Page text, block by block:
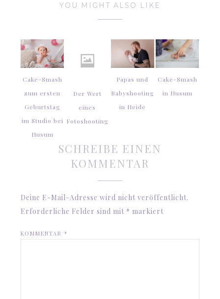
YOU MIGHT ALSO LIKE
Cake-Smash
zum ersten
Geburtstag
im Studio bei
Husum
Der Wert
eines
Fotoshooting
Papas und
Babyshooting
in Heide
Cake-Smash
in Husum
SCHREIBE EINEN
KOMMENTAR
Deine E-Mail-Adresse wird nicht veröffentlicht.
Erforderliche Felder sind mit * markiert
KOMMENTAR*